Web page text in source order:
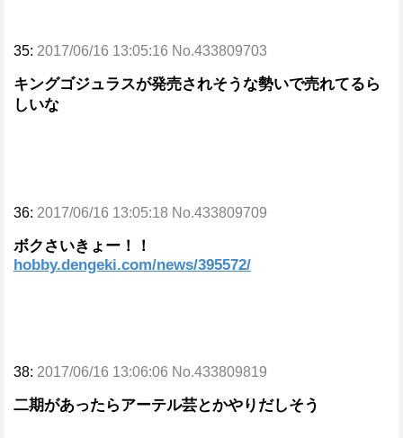
35: 2017/06/16 13:05:16 No.433809703
キングゴジュラスが発売されそうな勢いで売れてるら
しいな
36: 2017/06/16 13:05:18 No.433809709
ボクさいきょー！！
hobby.dengeki.com/news/395572/
38: 2017/06/16 13:06:06 No.433809819
二期があったらアーテル芸とかやりだしそう